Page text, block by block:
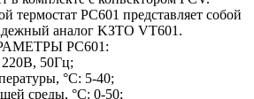
термостат PC601 представляет собой
аналог KЗTO VT601.
PC601:
50Гц;
°С: 5-40;
среды, °С: 0-50;